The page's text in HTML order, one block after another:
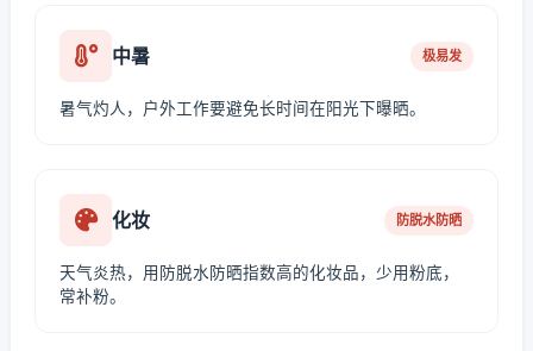
中暑 极易发
暑气灼人，户外工作要避免长时间在阳光下曝晒。
化妆 防脱水防晒
天气炎热，用防脱水防晒指数高的化妆品，少用粉底，
常补粉。